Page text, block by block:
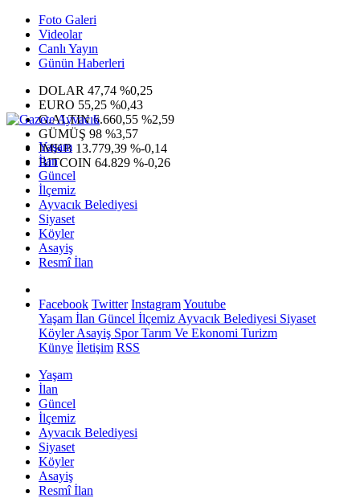
Foto Galeri
Videolar
Canlı Yayın
Günün Haberleri
DOLAR 47,74 %0,25
EURO 55,25 %0,43
G.ALTIN6.660,55 %2,59
GÜMÜŞ 98 %3,57
IMKB 13.779,39 %-0,14
BITCOIN 64.829 %-0,26
Yaşam
İlan
Güncel
İlçemiz
Ayvacık Belediyesi
Siyaset
Köyler
Asayiş
Resmî İlan
Facebook Twitter InstagramYoutube
Yaşam İlan Güncel İlçemiz Ayvacık Belediyesi Siyaset
KöylerAsayiş SporTarım Ve Ekonomi Turizm
Künye İletişim RSS
Yaşam
İlan
Güncel
İlçemiz
Ayvacık Belediyesi
Siyaset
Köyler
Asayiş
Resmî İlan